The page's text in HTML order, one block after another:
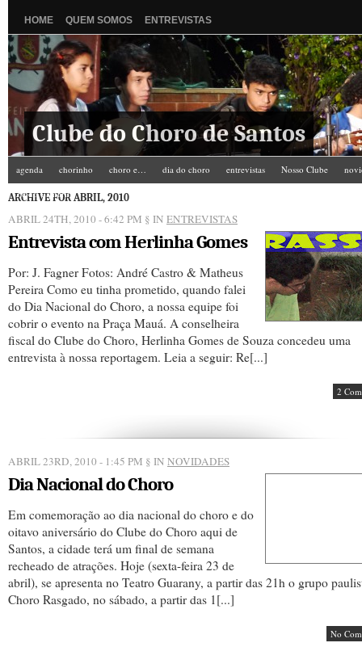
HOME QUEM SOMOS ENTREVISTAS
Clube do Choro de Santos
agenda chorinho choro e… dia do choro entrevistas Nosso Clube
Zé do Camarim
ARCHIVE FOR ABRIL, 2010
ABRIL 24TH, 2010 - 6:42 PM § IN ENTREVISTAS
Entrevista com Herlinha Gomes
Por: J. Fagner Fotos: André Castro & Matheus
Pereira Como eu tinha prometido, quando falei
do Dia Nacional do Choro, a nossa equipe foi
cobrir o evento na Praça Mauá. A conselheira
fiscal do Clube do Choro, Herlinha Gomes de Souza concedeu uma
entrevista à nossa reportagem. Leia a seguir: Re[...]
2
ABRIL 23RD, 2010 - 1:45 PM § IN NOVIDADES
Dia Nacional do Choro
Em comemoração ao dia nacional do choro e do
oitavo aniversário do Clube do Choro aqui de
Santos, a cidade terá um final de semana
recheado de atrações. Hoje (sexta-feira 23 de
abril), se apresenta no Teatro Guarany, a partir das 21h o grupo
Choro Rasgado, no sábado, a partir das 1[...]
No